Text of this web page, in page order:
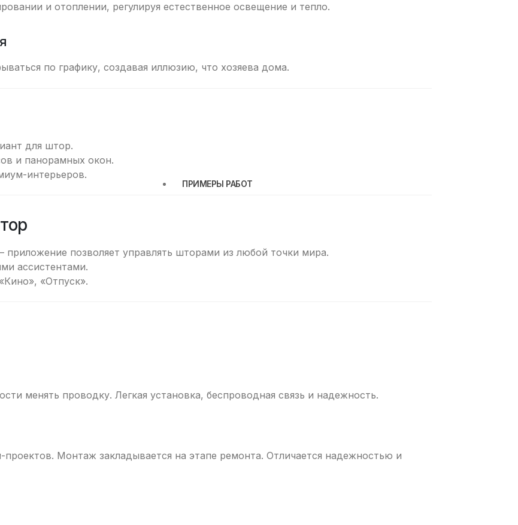
ПРИМЕРЫ РАБОТ
и отоплении, регулируя естественное освещение и тепло.
по графику, создавая иллюзию, что хозяева дома.
для штор.
и панорамных окон.
интерьеров.
позволяет управлять шторами из любой точки мира.
ассистентами.
«Отпуск».
менять проводку. Легкая установка, беспроводная связь и надежность.
Монтаж закладывается на этапе ремонта. Отличается надежностью и